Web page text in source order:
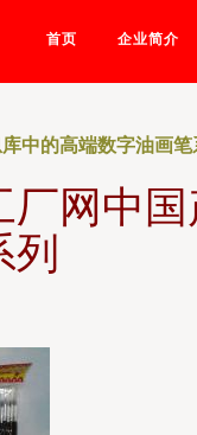
首页 企业简介
中的高端数字油画笔
网中国